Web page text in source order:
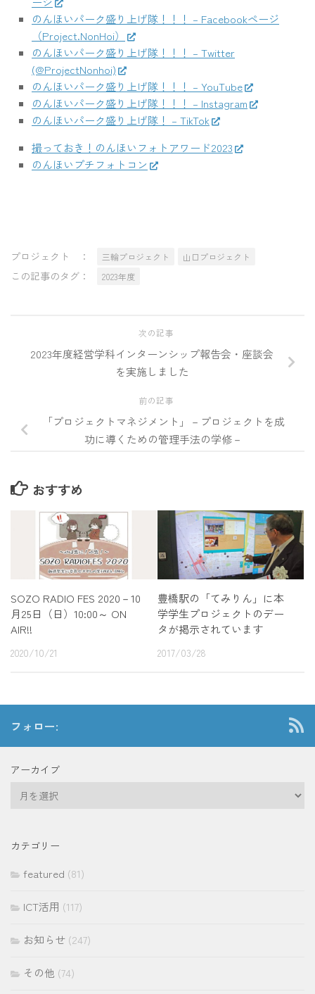
のんほいパーク盛り上げ隊！！！ – Facebookページ
（Project.NonHoi）
のんほいパーク盛り上げ隊！！！ – Twitter
(@ProjectNonhoi)
のんほいパーク盛り上げ隊！！！ – YouTube
のんほいパーク盛り上げ隊！！！ – Instagram
のんほいパーク盛り上げ隊！ – TikTok
撮っておき！のんほいフォトアワード2023
のんほいプチフォトコン
プロジェクト ： 三輪プロジェクト 山口プロジェクト
この記事のタグ： 2023年度
次の記事
2023年度経営学科インターンシップ報告会・座談会
を実施しました
前の記事
「プロジェクトマネジメント」－プロジェクトを成
功に導くための管理手法の学修－
おすすめ
SOZO RADIO FES 2020－10
月25日（日）10:00～ ON
AIR!!
2020/10/21
豊橋駅の「てみりん」に本
学学生プロジェクトのデー
タが掲示されています
2017/03/28
フォロー:
アーカイブ
イ
カテゴリー
featured (81)
ICT活用 (117)
お知らせ (247)
その他 (74)